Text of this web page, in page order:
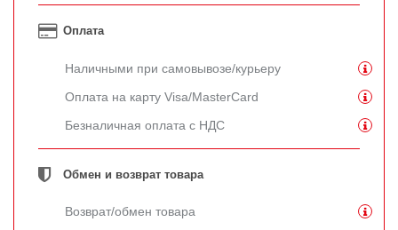
Оплата
Наличными при самовывозе/курьеру
Оплата на карту Visa/MasterCard
Безналичная оплата с НДС
Обмен и возврат товара
Возврат/обмен товара